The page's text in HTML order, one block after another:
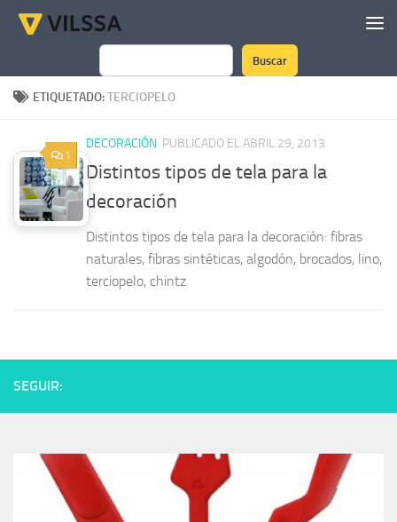
Saltar al contenido
Buscar
Buscar
ETIQUETADO:TERCIOPELO
1
DECORACIÓN PUBLICADO EL ABRIL 29, 2013
Distintos tipos de tela para la
decoración
Distintos tipos de tela para la decoración: fibras
naturales, fibras sintéticas, algodón, brocados, lino,
terciopelo, chintz
SEGUIR: